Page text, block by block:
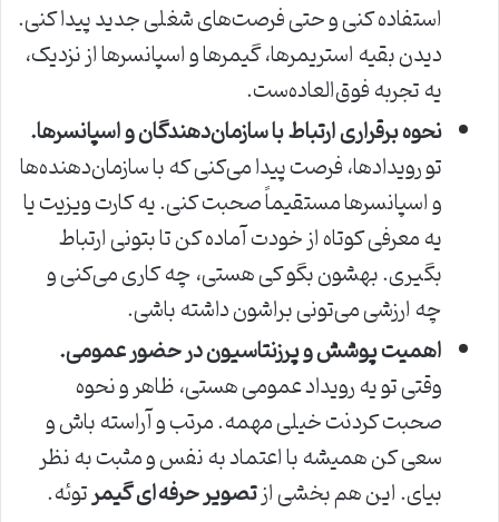
استفاده کنی و حتی فرصت‌های شغلی جدید پیدا کنی.
دیدن بقیه استریمرها، گیمرها و اسپانسرها از نزدیک،
یه تجربه فوق‌العاده‌ست.
نحوه برقراری ارتباط با سازمان‌دهندگان و اسپانسرها.
تو رویدادها، فرصت پیدا می‌کنی که با سازمان‌دهنده‌ها
و اسپانسرها مستقیماً صحبت کنی. یه کارت ویزیت یا
یه معرفی کوتاه از خودت آماده کن تا بتونی ارتباط
بگیری. بهشون بگو کی هستی، چه کاری می‌کنی و
چه ارزشی می‌تونی براشون داشته باشی.
اهمیت پوشش و پرزنتاسیون در حضور عمومی.
وقتی تو یه رویداد عمومی هستی، ظاهر و نحوه
صحبت کردنت خیلی مهمه. مرتب و آراسته باش و
سعی کن همیشه با اعتماد به نفس و مثبت به نظر
بیای. این هم بخشی ازتصویر حرفه‌ای گیمرتوئه.